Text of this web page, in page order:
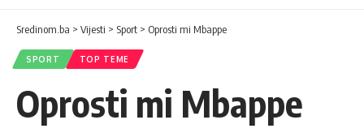
Sredinom.ba > Vijesti > Sport > Oprosti mi Mbappe
SPORT TOP TEME
Oprosti mi Mbappe